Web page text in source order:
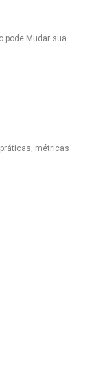
pode Mudar sua
métricas